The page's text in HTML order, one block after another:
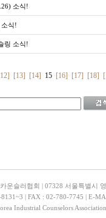
소식!
식!
링 소식!
[13] [14] 15 [16] [17] [18]
운슬러협회 | 07328 서울특별시
| FAX : 02-780-7745 | E-
Industrial Counselors Association